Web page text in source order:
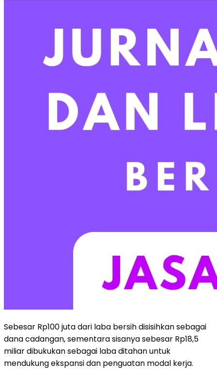
Sebesar Rp100 juta dari laba bersih disisihkan sebagai
dana cadangan, sementara sisanya sebesar Rp18,5
miliar dibukukan sebagai laba ditahan untuk
mendukung ekspansi dan penguatan modal kerja.